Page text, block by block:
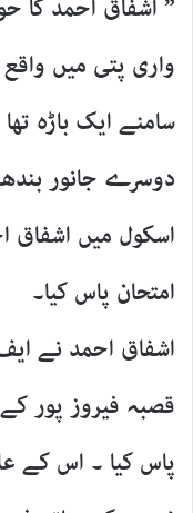
” اشفاق احمد کا
واری پتی میں
سامنے ایک باڑہ
دوسرے جانور
امتحان پاس کیا۔
اشفاق احمد نے
قصبہ فیروز پور
پاس کیا ۔ اس کے